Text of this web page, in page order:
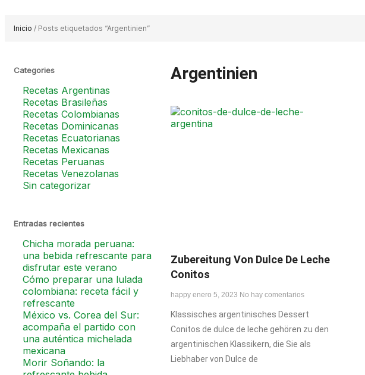
Inicio / Posts etiquetados “Argentinien”
Categories
Recetas Argentinas
Recetas Brasileñas
Recetas Colombianas
Recetas Dominicanas
Recetas Ecuatorianas
Recetas Mexicanas
Recetas Peruanas
Recetas Venezolanas
Sin categorizar
Entradas recientes
Chicha morada peruana:
una bebida refrescante para
disfrutar este verano
Cómo preparar una lulada
colombiana: receta fácil y
refrescante
México vs. Corea del Sur:
acompaña el partido con
una auténtica michelada
mexicana
Morir Soñando: la
Argentinien
Zubereitung Von Dulce De Leche
Conitos
happy enero 5, 2023 No hay comentarios
Klassisches argentinisches Dessert
Conitos de dulce de leche gehören zu den
argentinischen Klassikern, die Sie als
Liebhaber von Dulce de